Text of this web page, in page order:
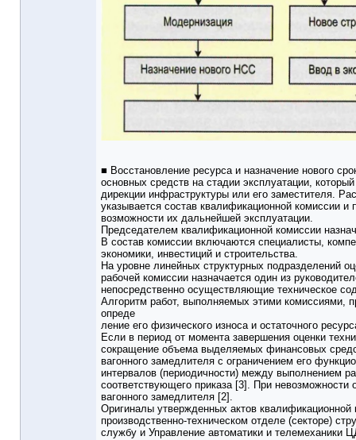
■ Восстановление ресурса и назначение нового
основных средств на стадии эксплуатации,
дирекции инфраструктуры или его заместителя.
указывается состав квалификационной комиссии
возможности их дальнейшей эксплуатации.
Председателем квалификационной комиссии
В состав комиссии включаются специалисты,
экономики, инвестиций и строительства.
На уровне линейных структурных подразделений
рабочей комиссии назначается один из
непосредственно осуществляющие техническое
Алгоритм работ, выполняемых этими комиссиями,
опреде
ление его физического износа и остаточного
Если в период от момента завершения оценки
сокращение объема выделяемых финансовых
вагонного замедлителя с ограничением его
интервалов (периодичности) между выполнением
соответствующего приказа [3]. При невозможности
вагонного замедлителя [2].
Оригиналы утвержденных актов
производственно-техническом отделе (секторе)
службу и Управление автоматики и телемеханики